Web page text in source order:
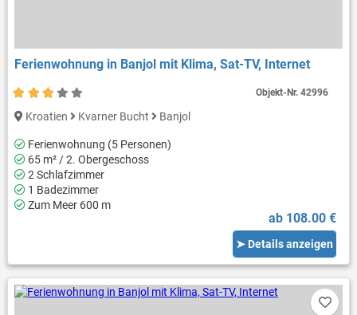
Ferienwohnung in Banjol mit Klima, Sat-TV, Internet
Kroatien Kvarner Bucht Banjol
Ferienwohnung (5 Personen)
65 m² / 2. Obergeschoss
2 Schlafzimmer
1 Badezimmer
Zum Meer 600 m
ab 108.00 €
➤ Details anzeigen
Objekt-Nr.42996